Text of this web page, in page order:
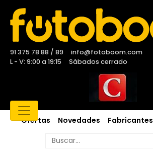
91 375 78 88 / 89
info@fotoboom.com
L - V: 9:00 a 19:15
Sábados cerrado
Ofertas Novedades Fabricantes